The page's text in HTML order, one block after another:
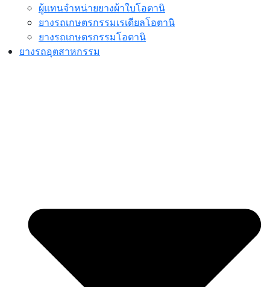
ผู้แทนจำหน่ายยางผ้าใบโอตานิ
ยางรถเกษตรกรรมเรเดียลโอตานิ
ยางรถเกษตรกรรมโอตานิ
ยางรถอุตสาหกรรม